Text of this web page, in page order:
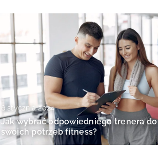
6 stycznia 2024
Jak wybrać odpowiedniego trenera do
swoich potrzeb fitness?